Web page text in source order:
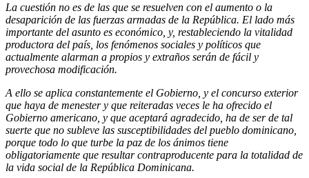
La cuestión no es de las que se resuelven con el aumento o la
desaparición de las fuerzas armadas de la República. El lado más
importante del asunto es económico, y, restableciendo la vitalidad
productora del país, los fenómenos sociales y políticos que
actualmente alarman a propios y extraños serán de fácil y
provechosa modificación.
A ello se aplica constantemente el Gobierno, y el concurso exterior
que haya de menester y que reiteradas veces le ha ofrecido el
Gobierno americano, y que aceptará agradecido, ha de ser de tal
suerte que no subleve las susceptibilidades del pueblo dominicano,
porque todo lo que turbe la paz de los ánimos tiene
obligatoriamente que resultar contraproducente para la totalidad de
la vida social de la República Dominicana.